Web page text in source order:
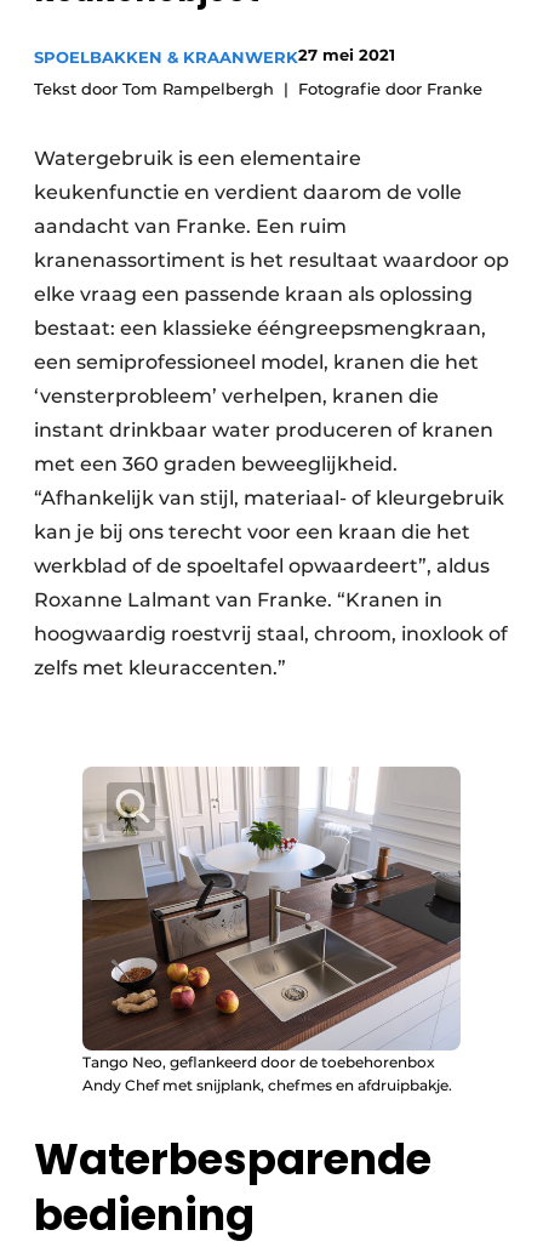
Privacy / Cookie statement
Vacature aanmelden
Video’s
SPOELBAKKEN & KRAANWERK27 mei 2021
Tekst door Tom Rampelbergh
Fotografie door Franke
Watergebruik is een elementaire
keukenfunctie en verdient daarom de volle
aandacht van Franke. Een ruim
kranenassortiment is het resultaat waardoor op
elke vraag een passende kraan als oplossing
bestaat: een klassieke ééngreepsmengkraan,
een semiprofessioneel model, kranen die het
‘vensterprobleem’ verhelpen, kranen die
instant drinkbaar water produceren of kranen
met een 360 graden beweeglijkheid.
“Afhankelijk van stijl, materiaal- of kleurgebruik
kan je bij ons terecht voor een kraan die het
werkblad of de spoeltafel opwaardeert”, aldus
Roxanne Lalmant van Franke. “Kranen in
hoogwaardig roestvrij staal, chroom, inoxlook of
zelfs met kleuraccenten.”
Tango Neo, geflankeerd door de toebehorenbox
Andy Chef met snijplank, chefmes en afdruipbakje.
Waterbesparende
bediening